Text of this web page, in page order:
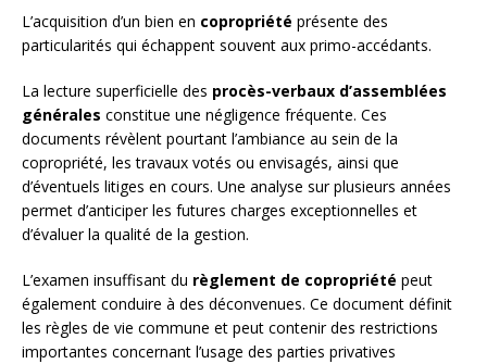
L’acquisition d’un bien en copropriété présente des
particularités qui échappent souvent aux primo-accédants.
La lecture superficielle des procès-verbaux d’assemblées
générales constitue une négligence fréquente. Ces
documents révèlent pourtant l’ambiance au sein de la
copropriété, les travaux votés ou envisagés, ainsi que
d’éventuels litiges en cours. Une analyse sur plusieurs années
permet d’anticiper les futures charges exceptionnelles et
d’évaluer la qualité de la gestion.
L’examen insuffisant du règlement de copropriété peut
également conduire à des déconvenues. Ce document définit
les règles de vie commune et peut contenir des restrictions
importantes concernant l’usage des parties privatives